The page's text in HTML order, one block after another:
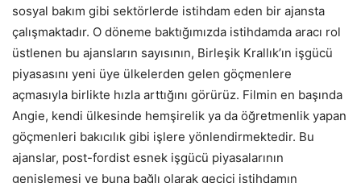
sosyal bakım gibi sektörlerde istihdam eden bir ajansta
çalışmaktadır. O döneme baktığımızda istihdamda aracı rol
üstlenen bu ajansların sayısının, Birleşik Krallık’ın işgücü
piyasasını yeni üye ülkelerden gelen göçmenlere
açmasıyla birlikte hızla arttığını görürüz. Filmin en başında
Angie, kendi ülkesinde hemşirelik ya da öğretmenlik yapan
göçmenleri bakıcılık gibi işlere yönlendirmektedir. Bu
ajanslar, post-fordist esnek işgücü piyasalarının
genişlemesi ve buna bağlı olarak geçici istihdamın